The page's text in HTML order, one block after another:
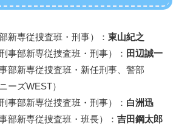
新専従捜査班・刑事）： 東山紀之
事部新専従捜査班・刑事）： 田辺誠一
部新専従捜査班・新任刑事、警部
ーズWEST）
事部新専従捜査班・刑事）： 白洲迅
部新専従捜査班・班長）： 吉田鋼太郎